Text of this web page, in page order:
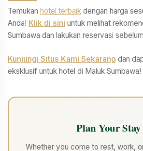
Temukan hotel terbaik dengan harga
Anda! Klik di sini untuk melihat
Sumbawa dan lakukan reservasi
Kunjungi Situs Kami Sekarang dan
eksklusif untuk hotel di Maluk Sumbawa!
Plan Your Stay
Whether you come to rest, work,